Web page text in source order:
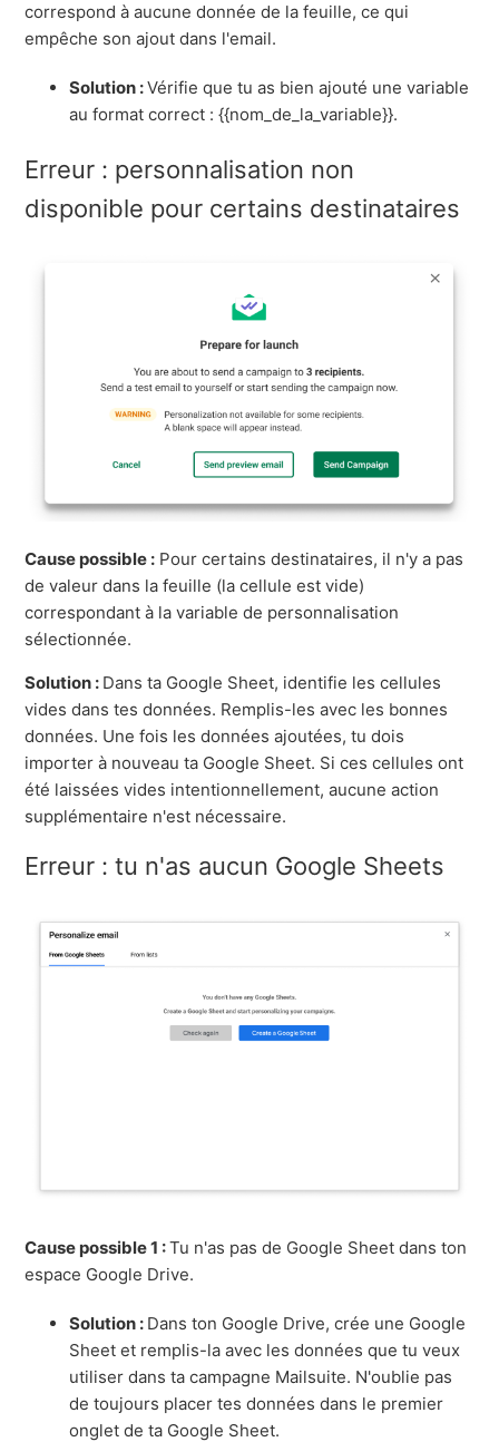
correspond à aucune donnée de la feuille, ce qui
empêche son ajout dans l'email.
Solution :Vérifie que tu as bien ajouté une variable
au format correct : {{nom_de_la_variable}}.
Erreur : personnalisation non
disponible pour certains destinataires
Cause possible : Pour certains destinataires, il n'y a pas
de valeur dans la feuille (la cellule est vide)
correspondant à la variable de personnalisation
sélectionnée.
Solution : Dans ta Google Sheet, identifie les cellules
vides dans tes données. Remplis-les avec les bonnes
données. Une fois les données ajoutées, tu dois
importer à nouveau ta Google Sheet. Si ces cellules ont
été laissées vides intentionnellement, aucune action
supplémentaire n'est nécessaire.
Erreur : tu n'as aucun Google Sheets
Cause possible 1 :Tu n'as pas de Google Sheet dans ton
espace Google Drive.
Solution : Dans ton Google Drive, crée une Google
Sheet et remplis-la avec les données que tu veux
utiliser dans ta campagne Mailsuite. N'oublie pas
de toujours placer tes données dans le premier
onglet de ta Google Sheet.